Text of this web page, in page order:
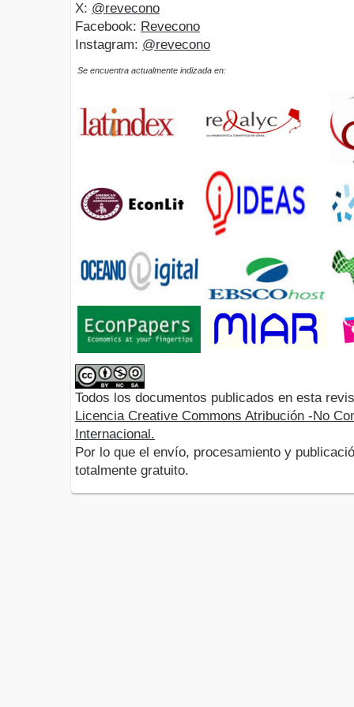
X: @revecono
Facebook: Revecono
Instagram: @revecono
Se encuentra actualmente indizada en:
Todos los documentos publicados en esta
Licencia Creative Commons Atribución -No
Internacional.
Por lo que el envío, procesamiento y
totalmente gratuito.